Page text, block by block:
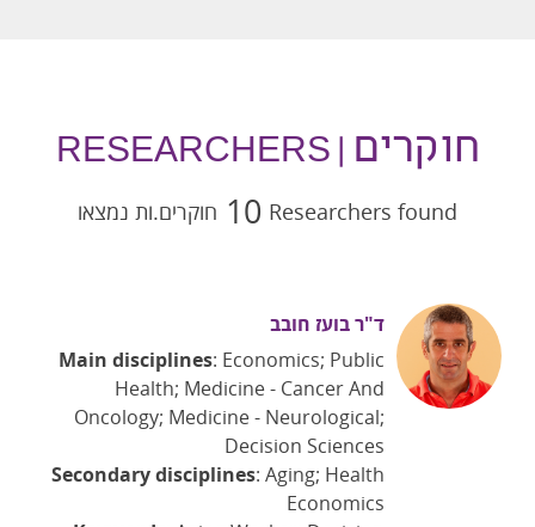
חוקרים
Researchers found
10 חוקרים.ות נמצאו
ד"ר בועז חובב
Main disciplines: Economics; Public
Health; Medicine - Cancer And
Oncology; Medicine - Neurological;
Decision Sciences
Secondary disciplines: Aging; Health
Economics